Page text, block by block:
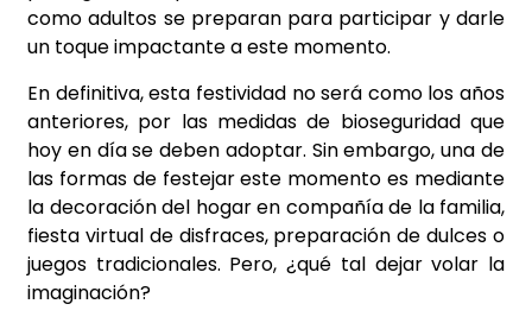
como adultos se preparan para participar y darle
un toque impactante a este momento.
En definitiva, esta festividad no será como los años
anteriores, por las medidas de bioseguridad que
hoy en día se deben adoptar. Sin embargo, una de
las formas de festejar este momento es mediante
la decoración del hogar en compañía de la familia,
fiesta virtual de disfraces, preparación de dulces o
juegos tradicionales. Pero, ¿qué tal dejar volar la
imaginación?